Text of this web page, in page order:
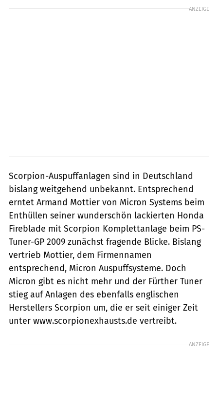
ANZEIGE
Scorpion-Auspuffanlagen sind in Deutschland
bislang weitgehend unbekannt. Entsprechend
erntet Armand Mottier von Micron Systems beim
Enthüllen seiner wunderschön lackierten Honda
Fireblade mit Scorpion Komplettanlage beim PS-
Tuner-GP 2009 zunächst fragende Blicke. Bislang
vertrieb Mottier, dem Firmennamen
entsprechend, Micron Auspuffsysteme. Doch
Micron gibt es nicht mehr und der Fürther Tuner
stieg auf Anlagen des ebenfalls englischen
Herstellers Scorpion um, die er seit einiger Zeit
unter www.scorpionexhausts.de vertreibt.
ANZEIGE